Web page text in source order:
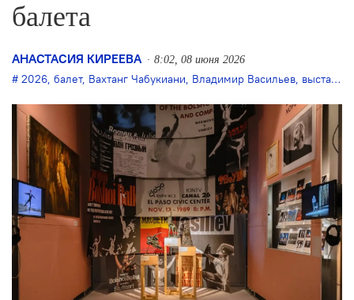
балета
АНАСТАСИЯ КИРЕЕВА 8:02, 08 июня 2026
2026, балет, Вахтанг Чабукиани, Владимир Васильев, выставка